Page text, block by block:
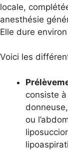
locale,
anesthésie
Elle dure environ
Voici les
Prél
consiste
ou